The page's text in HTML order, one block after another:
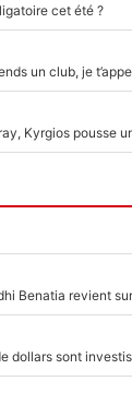
cet été ?